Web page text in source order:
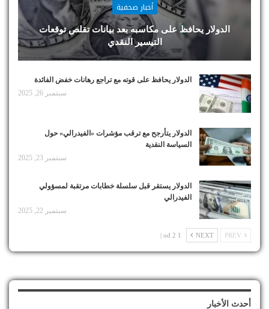
أخبار صحفية
الدولار يحافظ على مكاسبه بعد بيانات تقلص توقعات
التيسير النقدي
الدولار يحافظ على قوته مع تراجع رهانات خفض الفائدة
سبتمبر 26, 2025
الدولار يتأرجح مع ترقب مؤشرات «الفيدرالي» حول
السياسة النقدية
سبتمبر 23, 2025
الدولار يستقر قبل سلسلة خطابات مرتقبة لمسؤولي
الفيدرالي
سبتمبر 22, 2025
NEXT
1 od 2 |
أحدث الأخبار